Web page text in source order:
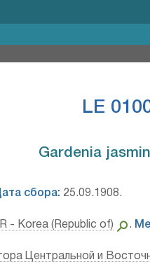
LE
Gardenia
сбора: 25.09.1908.
- Korea (Republic of) .
Центральной и